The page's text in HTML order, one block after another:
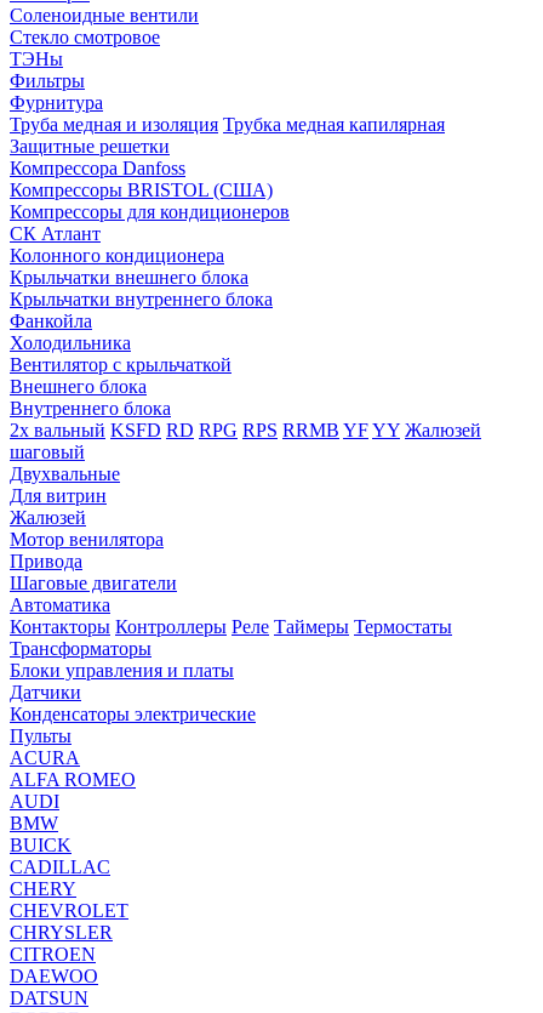
Соленоидные вентили
Стекло смотровое
ТЭНы
Фильтры
Фурнитура
Труба медная и изоляция Трубка медная капилярная
Защитные решетки
Компрессора Danfoss
Компрессоры BRISTOL (США)
Компрессоры для кондиционеров
СК Атлант
Колонного кондиционера
Крыльчатки внешнего блока
Крыльчатки внутреннего блока
Фанкойла
Холодильника
Вентилятор с крыльчаткой
Внешнего блока
Внутреннего блока
2х вальный KSFD RD RPG RPS RRMB YFYY Жалюзей
шаговый
Двухвальные
Для витрин
Жалюзей
Мотор венилятора
Привода
Шаговые двигатели
Автоматика
Контакторы Контроллеры Реле Таймеры Термостаты
Трансформаторы
Блоки управления и платы
Датчики
Конденсаторы электрические
Пульты
ACURA
ALFA ROMEO
AUDI
BMW
BUICK
CADILLAC
CHERY
CHEVROLET
CHRYSLER
CITROEN
DAEWOO
DATSUN